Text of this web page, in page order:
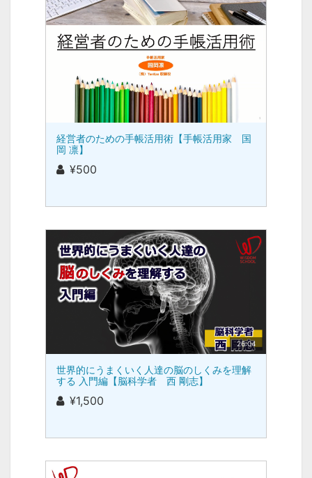
経営者のための手帳活用術【手帳活用家 国
岡 凛】
¥500
26:04
世界的にうまくいく人達の脳のしくみを理解
する 入門編【脳科学者 西 剛志】
¥1,500